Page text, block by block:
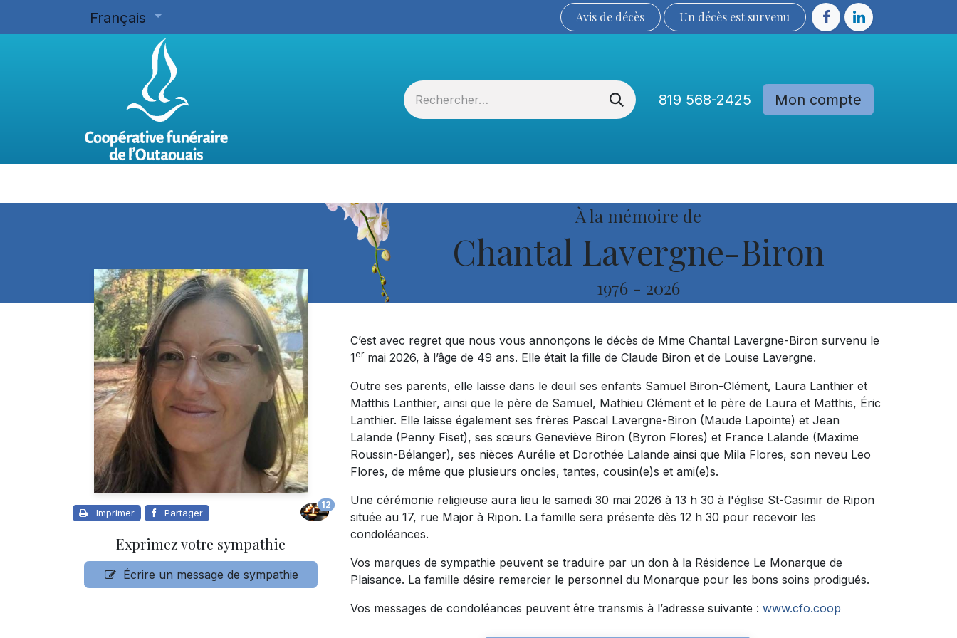
Français Avis de décès Un décès est sur​​​​​​​​ve​nu​​​​​​​​​​
819 568-2425 Mon compte
À la mémoire de
Chantal Lavergne-Biron
1976 - 2026
Imprimer Partager
12
Exprimez votre sympathie
Écrire un message de sympathie
C’est avec regret que nous vous annonçons le décès de Mme Chantal Lavergne-Biron survenu le
1ermai 2026, à l’âge de 49 ans. Elle était la fille de Claude Biron et de Louise Lavergne.
Outre ses parents, elle laisse dans le deuil ses enfants Samuel Biron-Clément, Laura Lanthier et
Matthis Lanthier, ainsi que le père de Samuel, Mathieu Clément et le père de Laura et Matthis, Éric
Lanthier. Elle laisse également ses frères Pascal Lavergne-Biron (Maude Lapointe) et Jean
Lalande (Penny Fiset), ses sœurs Geneviève Biron (Byron Flores) et France Lalande (Maxime
Roussin-Bélanger), ses nièces Aurélie et Dorothée Lalande ainsi que Mila Flores, son neveu Leo
Flores, de même que plusieurs oncles, tantes, cousin(e)s et ami(e)s.
Une cérémonie religieuse aura lieu le samedi 30 mai 2026 à 13 h 30 à l'église St-Casimir de Ripon
située au 17, rue Major à Ripon. La famille sera présente dès 12 h 30 pour recevoir les
condoléances.
Vos marques de sympathie peuvent se traduire par un don à la Résidence Le Monarque de
Plaisance. La famille désire remercier le personnel du Monarque pour les bons soins prodigués.
Vos messages de condoléances peuvent être transmis à l’adresse suivante : www.cfo.coop